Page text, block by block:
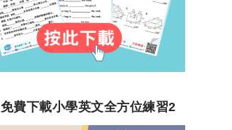
免費下載小學英文全方位練習2